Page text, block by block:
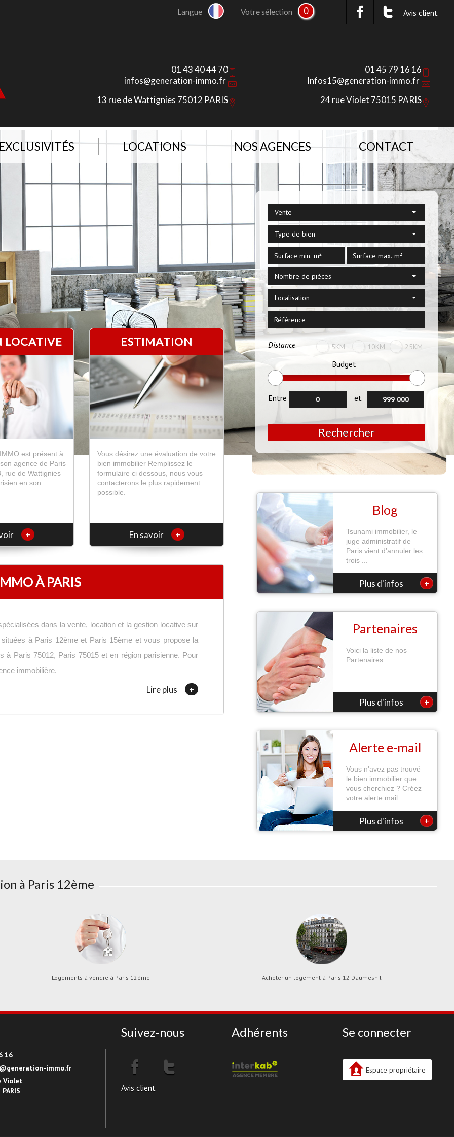
Langue Votre sélection 0 Avis client
01 43 40 44 70
infos@generation-immo.fr
13 rue de Wattignies 75012 PARIS
01 45 79 16 16
Infos15@generation-immo.fr
24 rue Violet 75015 PARIS
EXCLUSIVITÉS LOCATIONS NOS AGENCES CONTACT
Vente
Type de bien
Nombre de pièces
Localisation
Distance 5KM 10KM 25KM
Budget
Entre et
Rechercher
LOCATIVE
est présent à
agence de Paris
rue de Wattignies
en son
+
ESTIMATION
Vous désirez une évaluation de votre
bien immobilier Remplissez le
formulaire ci dessous, nous vous
contacterons le plus rapidement
possible.
En savoir +
À PARIS
dans la vente, location et la gestion locative sur
à Paris 12ème et Paris 15ème et vous propose la
à Paris 75012, Paris 75015 et en région parisienne. Pour
immobilière.
Lire plus +
Blog
Tsunami immobilier, le
juge administratif de
Paris vient d’annuler les
trois ...
Plus d'infos +
Partenaires
Voici la liste de nos
Partenaires
Plus d'infos +
Alerte e-mail
Vous n'avez pas trouvé
le bien immobilier que
vous cherchiez ? Créez
votre alerte mail ...
Plus d'infos +
à Paris 12ème
Logements à vendre à Paris 12ème Acheter un logement à Paris 12 Daumesnil
16
immo.fr
Violet
Suivez-nous
Avis client
Adhérents Se connecter
Espace propriétaire